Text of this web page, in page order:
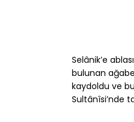
Selânik’e
bulunan
kaydoldu ve
Sultânîsi’nde